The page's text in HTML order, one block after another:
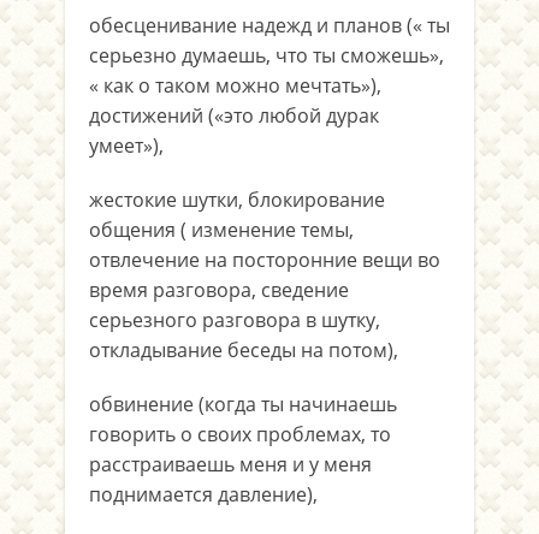
обесценивание надежд и планов (« ты
серьезно думаешь, что ты сможешь»,
« как о таком можно мечтать»),
достижений («это любой дурак
умеет»),
жестокие шутки, блокирование
общения ( изменение темы,
отвлечение на посторонние вещи во
время разговора, сведение
серьезного разговора в шутку,
откладывание беседы на потом),
обвинение (когда ты начинаешь
говорить о своих проблемах, то
расстраиваешь меня и у меня
поднимается давление),